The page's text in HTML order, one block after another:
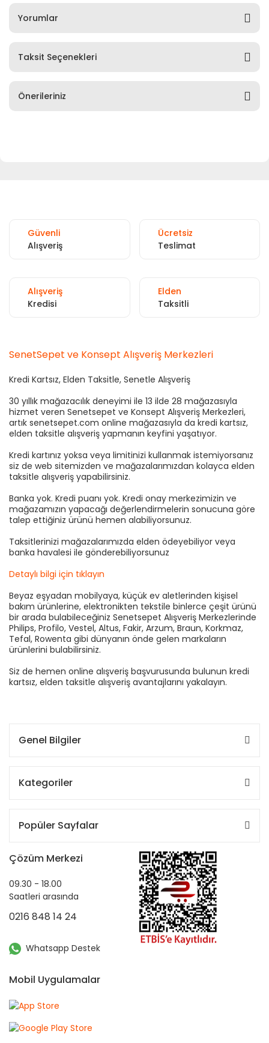
Yorumlar
Taksit Seçenekleri
Önerileriniz
Güvenli
Alışveriş
Ücretsiz
Teslimat
Alışveriş
Kredisi
Elden
Taksitli
SenetSepet ve Konsept Alışveriş Merkezleri
Kredi Kartsız, Elden Taksitle, Senetle Alışveriş
30 yıllık mağazacılık deneyimi ile 13 ilde 28 mağazasıyla
hizmet veren Senetsepet ve Konsept Alışveriş Merkezleri,
artık senetsepet.com online mağazasıyla da kredi kartsız,
elden taksitle alışveriş yapmanın keyfini yaşatıyor.
Kredi kartınız yoksa veya limitinizi kullanmak istemiyorsanız
siz de web sitemizden ve mağazalarımızdan kolayca elden
taksitle alışveriş yapabilirsiniz.
Banka yok. Kredi puanı yok. Kredi onay merkezimizin ve
mağazamızın yapacağı değerlendirmelerin sonucuna göre
talep ettiğiniz ürünü hemen alabiliyorsunuz.
Taksitlerinizi mağazalarımızda elden ödeyebiliyor veya
banka havalesi ile gönderebiliyorsunuz
Detaylı bilgi için tıklayın
Beyaz eşyadan mobilyaya, küçük ev aletlerinden kişisel
bakım ürünlerine, elektronikten tekstile binlerce çeşit ürünü
bir arada bulabileceğiniz Senetsepet Alışveriş Merkezlerinde
Philips, Profilo, Vestel, Altus, Fakir, Arzum, Braun, Korkmaz,
Tefal, Rowenta gibi dünyanın önde gelen markaların
ürünlerini bulabilirsiniz.
Siz de hemen online alışveriş başvurusunda bulunun kredi
kartsız, elden taksitle alışveriş avantajlarını yakalayın.
Genel Bilgiler
Kategoriler
Popüler Sayfalar
Çözüm Merkezi
09.30 - 18.00
Saatleri arasında
0216 848 14 24
Whatsapp Destek
Mobil Uygulamalar